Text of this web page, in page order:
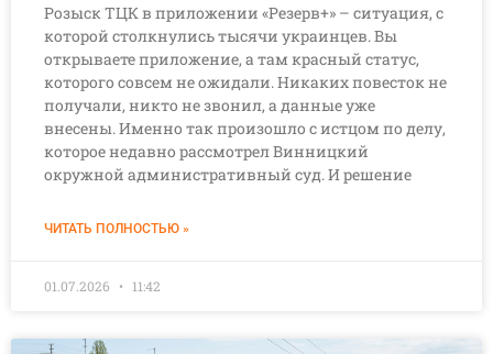
Розыск ТЦК в приложении «Резерв+» – ситуация, с
которой столкнулись тысячи украинцев. Вы
открываете приложение, а там красный статус,
которого совсем не ожидали. Никаких повесток не
получали, никто не звонил, а данные уже
внесены. Именно так произошло с истцом по делу,
которое недавно рассмотрел Винницкий
окружной административный суд. И решение
ЧИТАТЬ ПОЛНОСТЬЮ »
01.07.2026 11:42